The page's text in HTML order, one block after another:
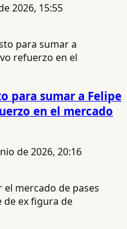
2026, 15:55
para sumar a Felipe
en el mercado
de 2026, 20:16